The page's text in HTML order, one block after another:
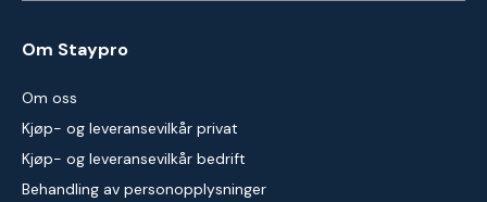
Om Staypro
Om oss
Kjøp- og leveransevilkår privat
Kjøp- og leveransevilkår bedrift
Behandling av personopplysninger